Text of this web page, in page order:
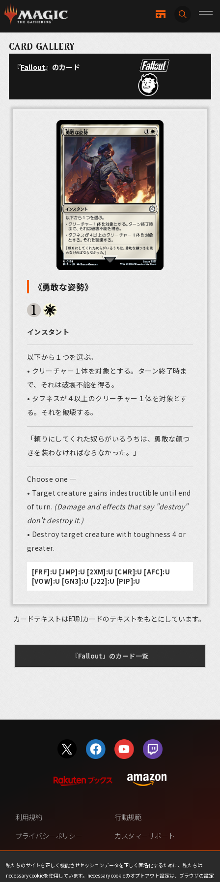
CARD GALLERY
『Fallout』のカード
《勇敢な姿勢》
インスタント
以下から１つを選ぶ。
• クリーチャー１体を対象とする。ターン終了時ま
で、それは破壊不能を得る。
• タフネスが４以上のクリーチャー１体を対象とす
る。それを破壊する。
「頼りにしてくれた奴らがいるうちは、勇敢な顔つ
きを装わなければならなかった。」
Choose one —
• Target creature gains indestructible until end
of turn. (Damage and effects that say "destroy"
don't destroy it.)
• Destroy target creature with toughness 4 or
greater.
[FRF]:U [JMP]:U [2XM]:U [CMR]:U [AFC]:U
[VOW]:U [GN3]:U [J22]:U [PIP]:U
カードテキストは印刷カードのテキストをもとにしています。
『Fallout』のカード一覧
私たちのサイトを正しく機能させセッションデータを正しく匿名化するために、私たちは
necessary cookieを使用しています。necessary cookieのオプトアウト設定は、ブラウザの設定
利用規約
行動規範
プライバシーポリシー
カスタマーサポート
ファンコンテンツ・ポリシー
個人情報の販売や共有を許可し
ない